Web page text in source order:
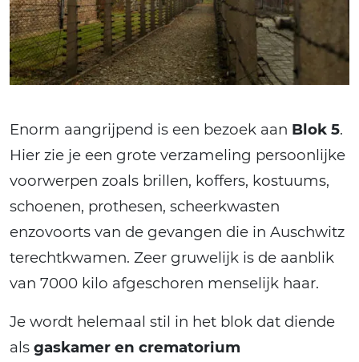
Enorm aangrijpend is een bezoek aan Blok 5.
Hier zie je een grote verzameling persoonlijke
voorwerpen zoals brillen, koffers, kostuums,
schoenen, prothesen, scheerkwasten
enzovoorts van de gevangen die in Auschwitz
terechtkwamen. Zeer gruwelijk is de aanblik
van 7000 kilo afgeschoren menselijk haar.
Je wordt helemaal stil in het blok dat diende
als gaskamer en crematorium